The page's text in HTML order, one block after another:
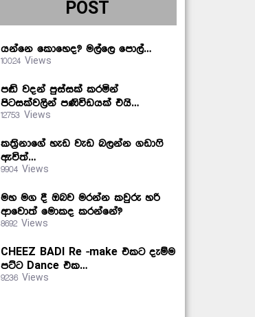
POST
යන්නෙ කොහෙද? මල්ලෙ පොල්…
10024 Views
පඬි වදන් පුස්සක් කරමින්
පිටසක්වලින් පණිවිඩයක් එයි…
12753 Views
කත්‍රිනාගේ හැඩ වැඩ බලන්න ගඩාෆි
ඇවිත්…
9904 Views
මහ මග දී ඔබව මරන්න කවුරු හරි
ආවොත් මොකද කරන්නේ?
8692 Views
CHEEZ BADI Re -make එකට දැම්ම
පට්ට Dance එක…
9236 Views